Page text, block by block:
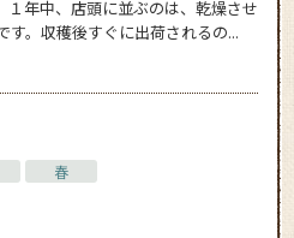
１年中、店頭に並ぶのは、乾燥させ
す。収穫後すぐに出荷されるの...
春